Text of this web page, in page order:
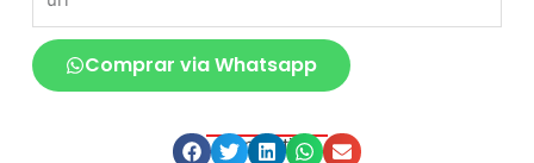
Comprar via Whatsapp
Compartilhe